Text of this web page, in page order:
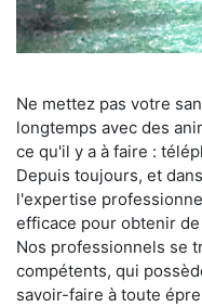
Ne mettez pas votre
longtemps avec des
ce qu'il y a à faire :
Depuis toujours, et
l'expertise
efficace pour obtenir
Nos professionnels se
compétents, qui
savoir-faire à toute